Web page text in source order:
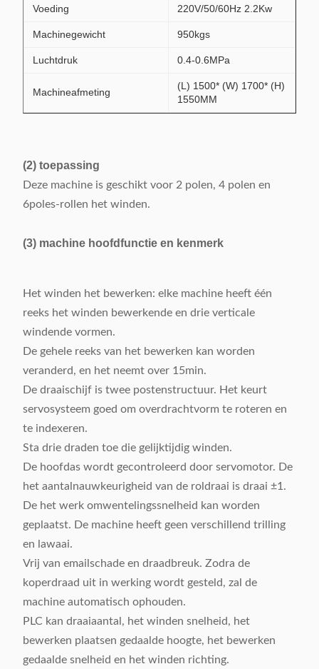
Voeding 220V/50/60Hz 2.2Kw
Machinegewicht 950kgs
Luchtdruk 0.4-0.6MPa
Machineafmeting
(L) 1500* (W) 1700* (H)
1550MM
(2) toepassing
Deze machine is geschikt voor 2 polen, 4 polen en
6poles-rollen het winden.
(3) machine hoofdfunctie en kenmerk
Het winden het bewerken: elke machine heeft één
reeks het winden bewerkende en drie verticale
windende vormen.
De gehele reeks van het bewerken kan worden
veranderd, en het neemt over 15min.
De draaischijf is twee postenstructuur. Het keurt
servosysteem goed om overdrachtvorm te roteren en
te indexeren.
Sta drie draden toe die gelijktijdig winden.
De hoofdas wordt gecontroleerd door servomotor. De
het aantalnauwkeurigheid van de roldraai is draai ±1.
De het werk omwentelingssnelheid kan worden
geplaatst. De machine heeft geen verschillend trilling
en lawaai.
Vrij van emailschade en draadbreuk. Zodra de
koperdraad uit in werking wordt gesteld, zal de
machine automatisch ophouden.
PLC kan draaiaantal, het winden snelheid, het
bewerken plaatsen gedaalde hoogte, het bewerken
gedaalde snelheid en het winden richting.